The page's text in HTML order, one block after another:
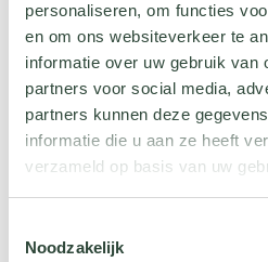
personaliseren, om functies
en om ons websiteverkeer te
informatie over uw gebruik van
partners voor social media,
partners kunnen deze
informatie die u aan ze heeft
verzameld op basis van uw
jehier.
Noodzakelijk